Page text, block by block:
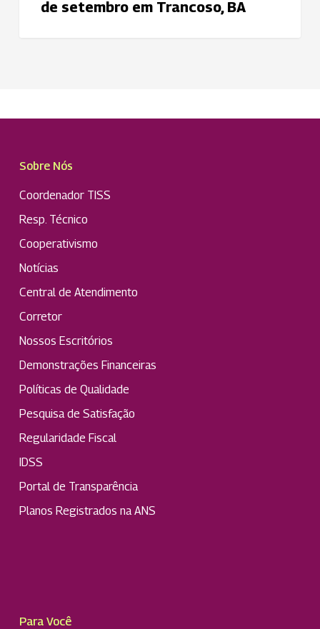
BA
de setembro em Trancoso, BA
Sobre Nós
Coordenador TISS
Resp. Técnico
Cooperativismo
Notícias
Central de Atendimento
Corretor
Nossos Escritórios
Demonstrações Financeiras
Políticas de Qualidade
Pesquisa de Satisfação
Regularidade Fiscal
IDSS
Portal de Transparência
Planos Registrados na ANS
Para Você